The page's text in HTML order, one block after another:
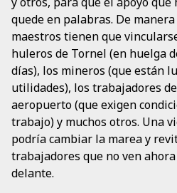
quede en palabras. De
maestros tienen que
huleros de Tornel (en huelga
días), los mineros (que están
utilidades), los trabajadores
aeropuerto (que exigen
trabajo) y muchos otros. Una
podría cambiar la marea y
trabajadores que no ven
delante.